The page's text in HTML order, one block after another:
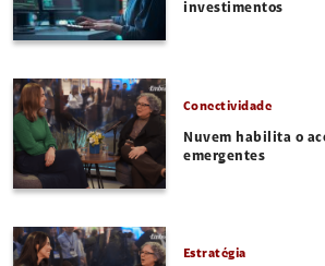
investimentos
Conectividade
Nuvem habilita o
emergentes
Estratégia